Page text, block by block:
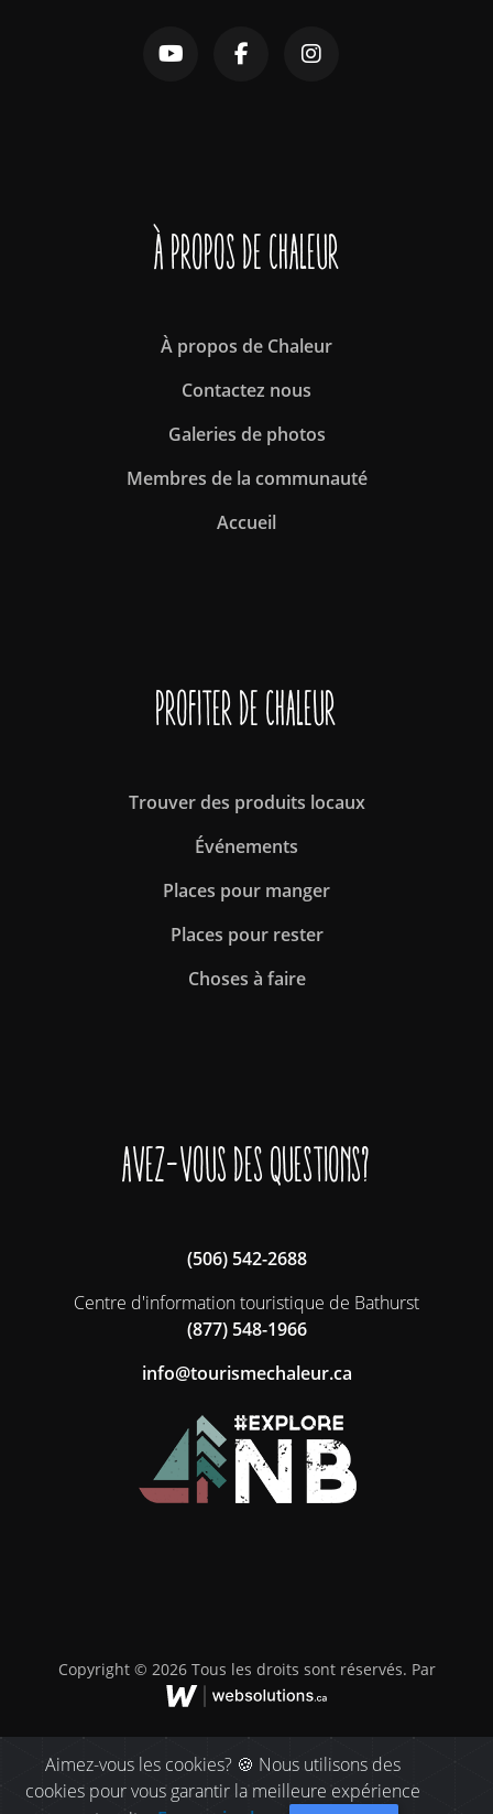
À propos de Chaleur
À propos de Chaleur
Contactez nous
Galeries de photos
Membres de la communauté
Accueil
Profiter de Chaleur
Trouver des produits locaux
Événements
Places pour manger
Places pour rester
Choses à faire
Avez-vous des questions?
(506) 542-2688
Centre d'information touristique de Bathurst
(877) 548-1966
ac.ruelahcemsiruot@ofni
Copyright © 2026 Tous les droits sont réservés. Par
Aimez-vous les cookies? 🍪 Nous utilisons des
cookies pour vous garantir la meilleure expérience